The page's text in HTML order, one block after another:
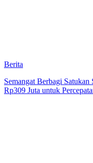
Berita
Semangat Berbagi
Rp309 Juta untuk